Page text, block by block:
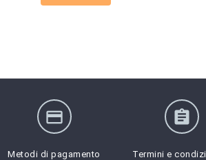
credit_card
Metodi di pagamento
assignment
Termini e